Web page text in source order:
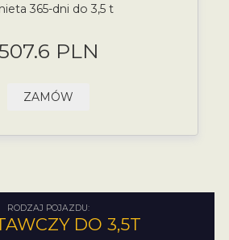
365-dni do 3,5 t
PLN
ZAMÓW
RODZAJ POJAZDU:
DO 3,5T